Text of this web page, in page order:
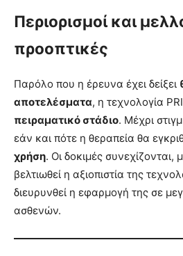
Περιορισμοί και
προοπτικές
Παρόλο που η έρευνα έχει δείξει
αποτελέσματα, η τεχνολογία
πειραματικό στάδιο. Μέχρι
εάν και πότε η θεραπεία θα
χρήση. Οι δοκιμές συνεχίζονται,
βελτιωθεί η αξιοπιστία της
διευρυνθεί η εφαρμογή της σε
ασθενών.